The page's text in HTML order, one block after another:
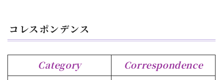
コレスポンデンス
Category Correspondence